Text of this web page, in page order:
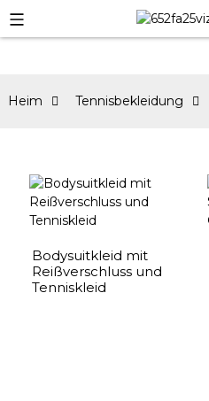
Heim Tennisbekleidung
Bodysuitkleid mit
Reißverschluss und
Tenniskleid